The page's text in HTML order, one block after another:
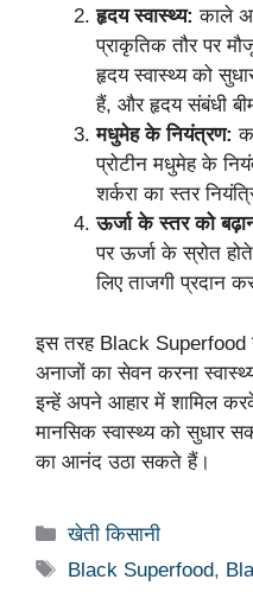
हृदय स्वास्थ्य: काले
प्राकृतिक तौर पर
हृदय स्वास्थ्य को
हैं, और हृदय संबंधी
मधुमेह के नियंत्रण:
प्रोटीन मधुमेह के
शर्करा का स्तर
ऊर्जा के स्तर को
पर ऊर्जा के स्रोत
लिए ताजगी प्रदान
इस तरह Black Superfood
अनाजों का सेवन करना
इन्हें अपने आहार में शामिल
मानसिक स्वास्थ्य को सुधार
का आनंद उठा सकते हैं।
Categories
खेती किसानी
Tags
Black Superfood,